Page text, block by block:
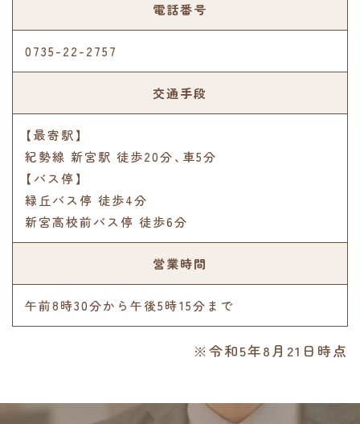
電話番号
0735-22-2757
交通手段
【最寄駅】
紀勢線 新宮駅 徒歩20分､車5分
【バス停】
緑丘バス停 徒歩4分
新宮高校前バス停 徒歩6分
営業時間
午前8時30分から午後5時15分まで
※令和5年8月21日時点